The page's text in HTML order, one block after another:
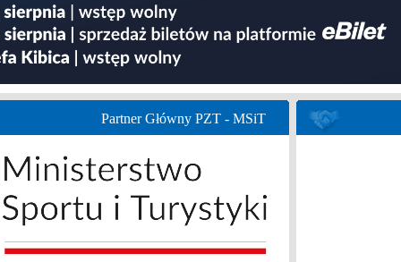
Partner Główny PZT - MSiT